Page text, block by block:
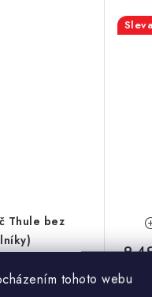
tohoto webu
Thule bez
7
9